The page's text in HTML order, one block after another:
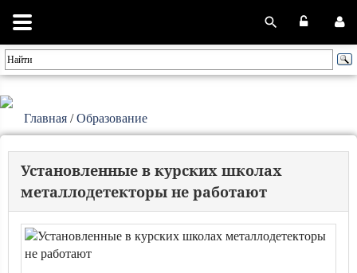
Главная /Образование
Установленные в курских школах
металлодетекторы не работают